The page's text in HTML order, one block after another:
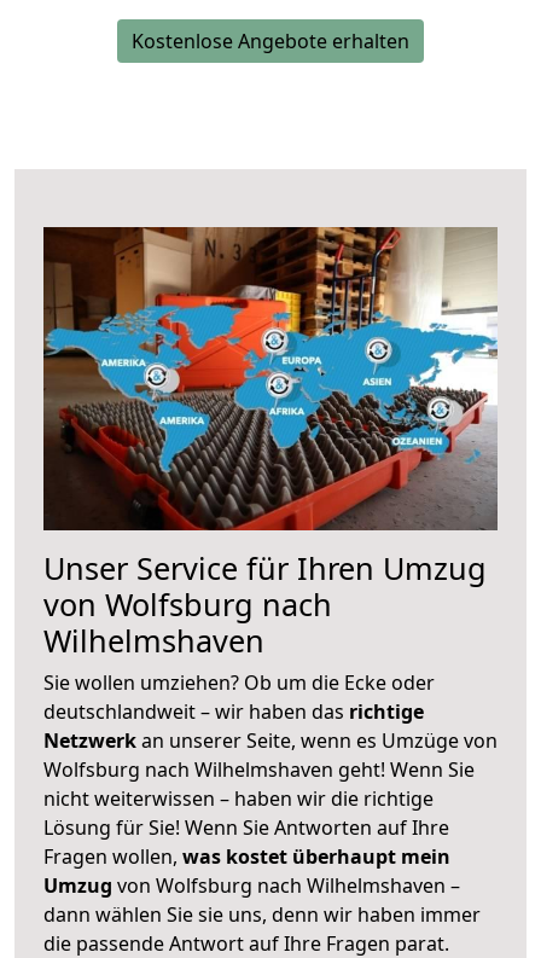
Kostenlose Angebote erhalten
Unser Service für Ihren Umzug
von Wolfsburg nach
Wilhelmshaven
Sie wollen umziehen? Ob um die Ecke oder
deutschlandweit – wir haben das richtige
Netzwerkan unserer Seite, wenn es Umzüge von
Wolfsburg nach Wilhelmshaven geht! Wenn Sie
nicht weiterwissen – haben wir die richtige
Lösung für Sie! Wenn Sie Antworten auf Ihre
Fragen wollen, was kostet überhaupt mein
Umzug von Wolfsburg nach Wilhelmshaven –
dann wählen Sie sie uns, denn wir haben immer
die passende Antwort auf Ihre Fragen parat.